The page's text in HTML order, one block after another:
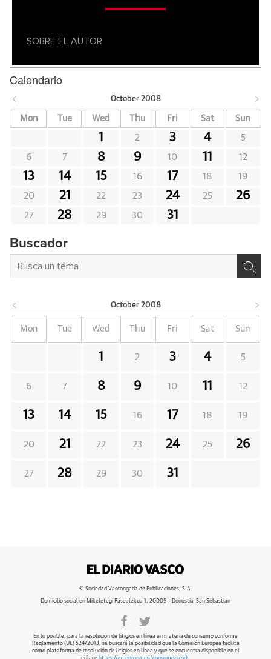
SOBRE EL AUTOR
Calendario
October 2008
Mon Tue Wed Thu Fri Sat Sun
1 2 3 4 5
6 7 8 9 10 11 12
13 14 15 16 17 18 19
20 21 22 23 24 25 26
27 28 29 30 31
Buscador
October 2008
Mon Tue Wed Thu Fri Sat Sun
1 2 3 4 5
6 7 8 9 10 11 12
13 14 15 16 17 18 19
20 21 22 23 24 25 26
27 28 29 30 31
© Sociedad Vascongada de Publicaciones, S.A.
Domicilio social en Mikeletegi Pasealekua 1. 20009 - Donostia-San Sebastián
En lo posible, para la resolución de litigios en línea en materia de consumo conforme
Reglamento (UE) 524/2013, se buscará la posibilidad que la Comisión Europea facilita
como plataforma de resolución de litigios en línea y que se encuentra disponible en el